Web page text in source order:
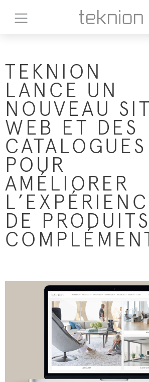
TEKNION
LANCE UN
NOUVEAU
WEB ET DES
CATALOGUES
POUR
AMÉLIORER
DE PRODUITS